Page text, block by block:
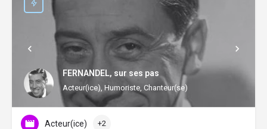
FERNANDEL, sur ses pas
Acteur(ice), Humoriste, Chanteur(se)
Acteur(ice) +2